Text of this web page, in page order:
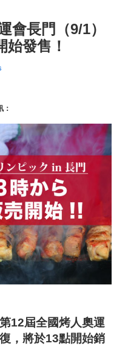
會長門（9/1）
始發售！
：
12屆全國烤人奧運
，將於13點開始銷